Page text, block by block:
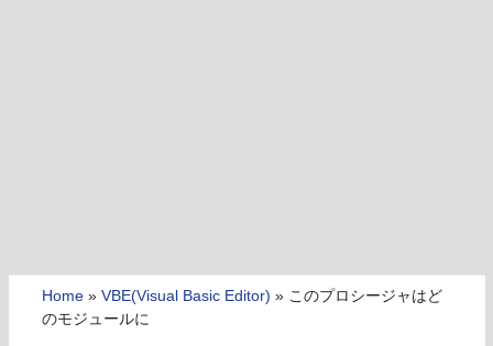
Home » VBE(Visual Basic Editor) » このプロシージャはど
のモジュールに